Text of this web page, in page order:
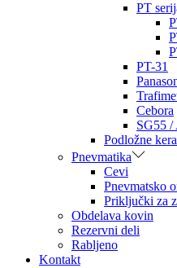
PT
PT-31
Cebora
SG55 /
Podložne
Pnevmatika
Cevi
Pnevmatsko
Priključki za
Obdelava kovin
Rezervni deli
Rabljeno
Kontakt